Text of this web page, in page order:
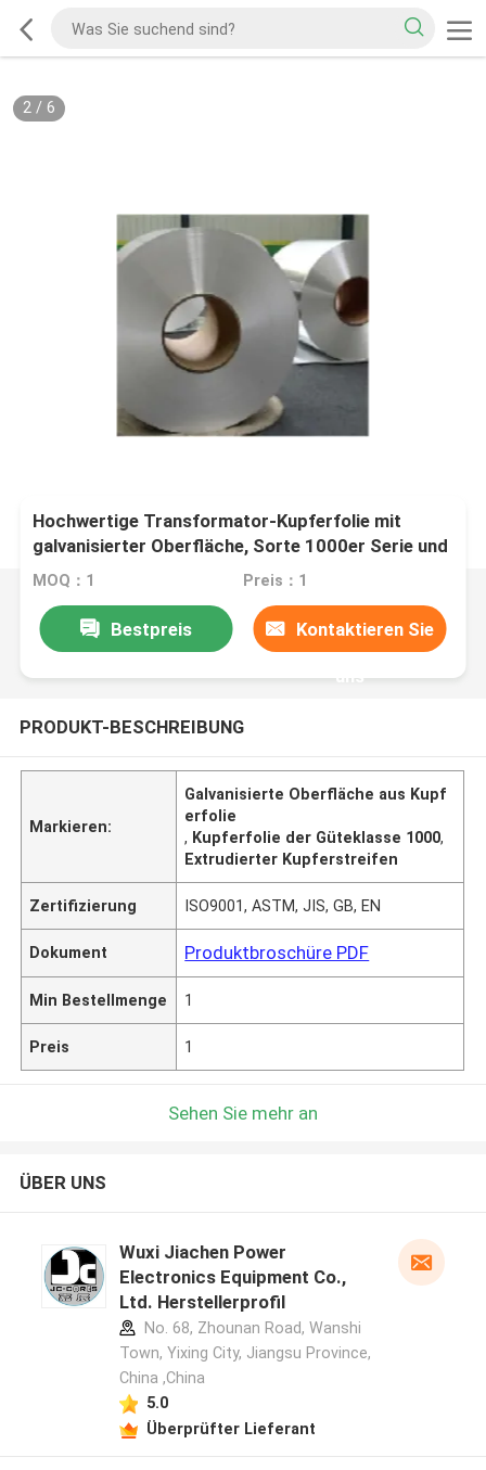
2/ 6
Hochwertige Transformator-Kupferfolie mit
galvanisierter Oberfläche, Sorte 1000er Serie und
Extrusionstechnik
MOQ：1 Preis：1
Bestpreis Kontaktieren Sie
uns
PRODUKT-BESCHREIBUNG
Markieren:
Galvanisierte Oberfläche aus Kupf
erfolie
, Kupferfolie der Güteklasse 1000,
Extrudierter Kupferstreifen
Zertifizierung ISO9001, ASTM, JIS, GB, EN
Dokument Produktbroschüre PDF
Min Bestellmenge 1
Preis 1
Sehen Sie mehr an
ÜBER UNS
Wuxi Jiachen Power
Electronics Equipment Co.,
Ltd. Herstellerprofil
No. 68, Zhounan Road, Wanshi
Town, Yixing City, Jiangsu Province,
China ,China
5.0
Überprüfter Lieferant